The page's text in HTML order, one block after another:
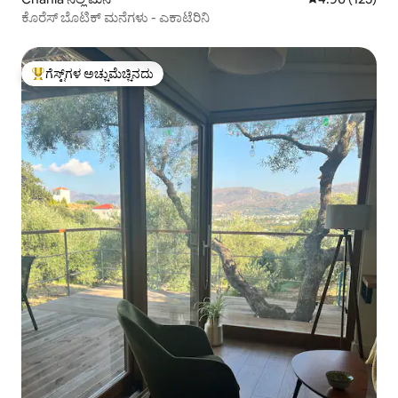
ಕೊರೆಸ್ ಬೊಟಿಕ್ ಮನೆಗಳು - ಎಕಾಟೆರಿನಿ
ಗೆಸ್ಟ್‌ಗಳಿಗೆ ಅತಿ ಹೆಚ್ಚು ಅಚ್ಚುಮೆಚ್ಚಿನದು
ಗೆಸ್ಟ್‌ಗಳ ಅಚ್ಚುಮೆಚ್ಚಿನದು